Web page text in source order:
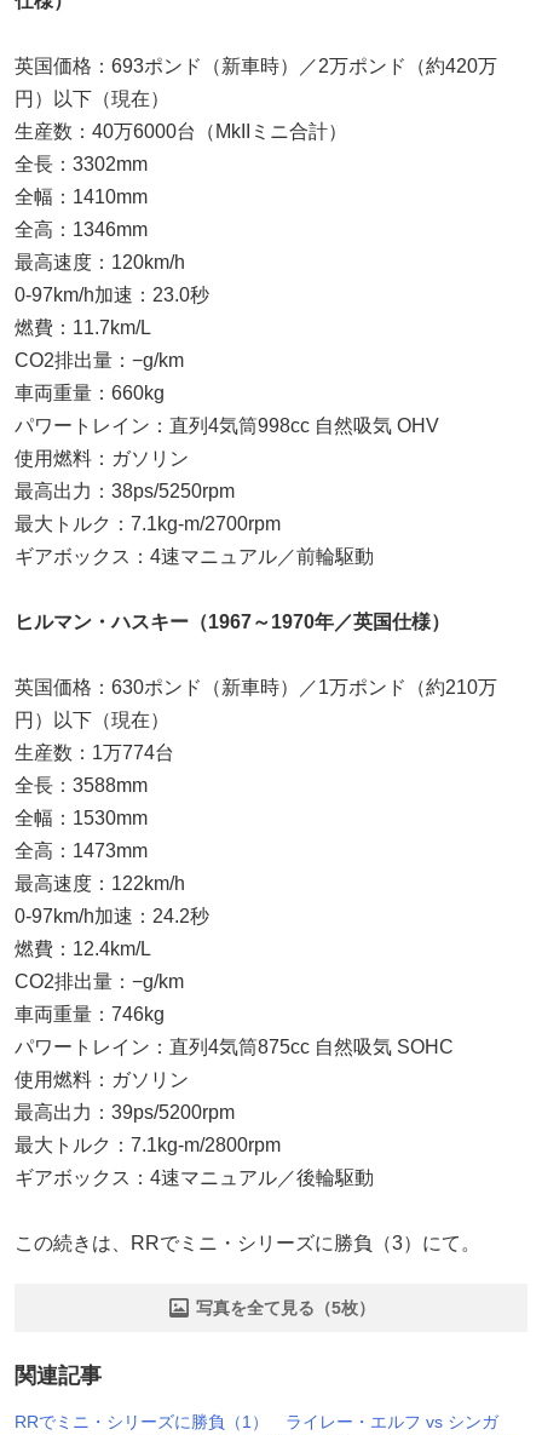
英国価格：693ポンド（新車時）／2万ポンド（約420万
円）以下（現在）
生産数：40万6000台（MkIIミニ合計）
全長：3302mm
全幅：1410mm
全高：1346mm
最高速度：120km/h
0-97km/h加速：23.0秒
燃費：11.7km/L
CO2排出量：−g/km
車両重量：660kg
パワートレイン：直列4気筒998cc 自然吸気 OHV
使用燃料：ガソリン
最高出力：38ps/5250rpm
最大トルク：7.1kg-m/2700rpm
ギアボックス：4速マニュアル／前輪駆動
ヒルマン・ハスキー（1967～1970年／英国仕様）
英国価格：630ポンド（新車時）／1万ポンド（約210万
円）以下（現在）
生産数：1万774台
全長：3588mm
全幅：1530mm
全高：1473mm
最高速度：122km/h
0-97km/h加速：24.2秒
燃費：12.4km/L
CO2排出量：−g/km
車両重量：746kg
パワートレイン：直列4気筒875cc 自然吸気 SOHC
使用燃料：ガソリン
最高出力：39ps/5200rpm
最大トルク：7.1kg-m/2800rpm
ギアボックス：4速マニュアル／後輪駆動
この続きは、RRでミニ・シリーズに勝負（3）にて。
写真を全て見る（5枚）
関連記事
RRでミニ・シリーズに勝負（1） ライレー・エルフ vs シンガ